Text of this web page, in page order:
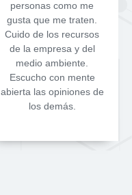
personas como me
gusta que me traten.
Cuido de los recursos
de la empresa y del
medio ambiente.
Escucho con mente
abierta las opiniones de
los demás.